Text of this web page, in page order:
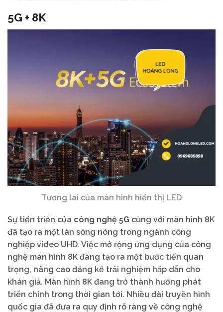
5G + 8K
Tương lai của màn hình hiển thị LED
Sự tiến triển của công nghệ 5G cùng với màn hình 8K
đã tạo ra một làn sóng nóng trong ngành công
nghiệp video UHD. Việc mở rộng ứng dụng của công
nghệ màn hình 8K đang tạo ra một bước tiến quan
trọng, nâng cao đáng kể trải nghiệm hấp dẫn cho
khán giả. Màn hình 8K đang trở thành hướng phát
triển chính trong thời gian tới. Nhiều đài truyền hình
quốc gia đã đưa ra quy định rõ ràng về công nghệ